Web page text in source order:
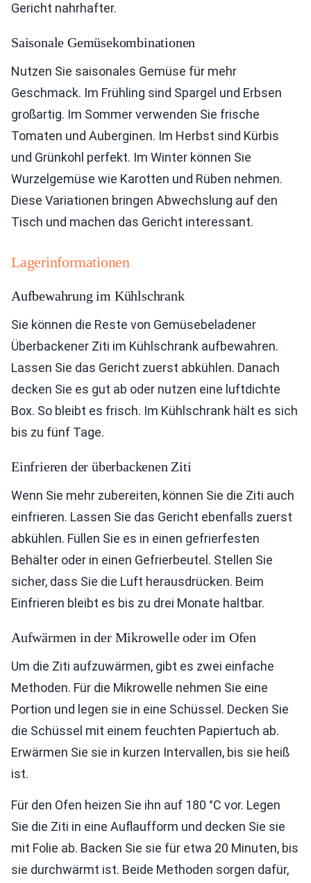
Gericht nahrhafter.
Saisonale Gemüsekombinationen
Nutzen Sie saisonales Gemüse für mehr
Geschmack. Im Frühling sind Spargel und Erbsen
großartig. Im Sommer verwenden Sie frische
Tomaten und Auberginen. Im Herbst sind Kürbis
und Grünkohl perfekt. Im Winter können Sie
Wurzelgemüse wie Karotten und Rüben nehmen.
Diese Variationen bringen Abwechslung auf den
Tisch und machen das Gericht interessant.
Lagerinformationen
Aufbewahrung im Kühlschrank
Sie können die Reste von Gemüsebeladener
Überbackener Ziti im Kühlschrank aufbewahren.
Lassen Sie das Gericht zuerst abkühlen. Danach
decken Sie es gut ab oder nutzen eine luftdichte
Box. So bleibt es frisch. Im Kühlschrank hält es sich
bis zu fünf Tage.
Einfrieren der überbackenen Ziti
Wenn Sie mehr zubereiten, können Sie die Ziti auch
einfrieren. Lassen Sie das Gericht ebenfalls zuerst
abkühlen. Füllen Sie es in einen gefrierfesten
Behälter oder in einen Gefrierbeutel. Stellen Sie
sicher, dass Sie die Luft herausdrücken. Beim
Einfrieren bleibt es bis zu drei Monate haltbar.
Aufwärmen in der Mikrowelle oder im Ofen
Um die Ziti aufzuwärmen, gibt es zwei einfache
Methoden. Für die Mikrowelle nehmen Sie eine
Portion und legen sie in eine Schüssel. Decken Sie
die Schüssel mit einem feuchten Papiertuch ab.
Erwärmen Sie sie in kurzen Intervallen, bis sie heiß
ist.
Für den Ofen heizen Sie ihn auf 180 °C vor. Legen
Sie die Ziti in eine Auflaufform und decken Sie sie
mit Folie ab. Backen Sie sie für etwa 20 Minuten, bis
sie durchwärmt ist. Beide Methoden sorgen dafür,